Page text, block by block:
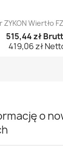
ZYKON Wiertło
515,44 zł
419,06 zł
o